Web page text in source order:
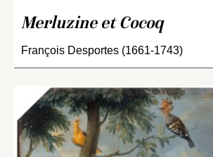
Merluzine et Cocoq
François Desportes (1661-1743)